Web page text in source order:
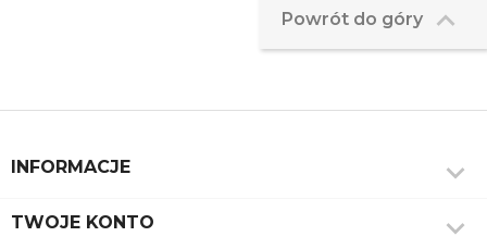
Powrót do góry 
INFORMACJE 
TWOJE KONTO 